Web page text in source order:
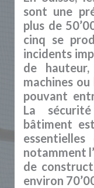
sont une
plus de
cinq se
incidents
de
machines
pouvant
La
bâtiment
notamment
de
environ